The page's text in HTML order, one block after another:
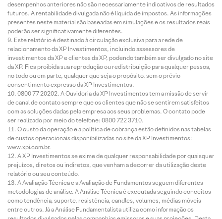
desempenhos anteriores não são necessariamente indicativos de resultados
futuros. A rentabilidade divulgada não é líquida de impostos. As informações
presentes neste material são baseadas em simulações e os resultados reais
poderão ser significativamente diferentes.
Este relatório é destinado à circulação exclusiva para a rede de
relacionamento da XP Investimentos, incluindo assessores de
investimentos da XP e clientes da XP, podendo também ser divulgado no site
da XP. Fica proibida sua reprodução ou redistribuição para qualquer pessoa,
no todo ou em parte, qualquer que seja o propósito, sem o prévio
consentimento expresso da XP Investimentos.
0800 77 20202. A Ouvidoria da XP Investimentos tem a missão de servir
de canal de contato sempre que os clientes que não se sentirem satisfeitos
com as soluções dadas pela empresa aos seus problemas. O contato pode
ser realizado por meio do telefone: 0800 722 3710.
O custo da operação e a política de cobrança estão definidos nas tabelas
de custos operacionais disponibilizadas no site da XP Investimentos:
www.xpi.com.br.
A XP Investimentos se exime de qualquer responsabilidade por quaisquer
prejuízos, diretos ou indiretos, que venham a decorrer da utilização deste
relatório ou seu conteúdo.
A Avaliação Técnica e a Avaliação de Fundamentos seguem diferentes
metodologias de análise. A Análise Técnica é executada seguindo conceitos
como tendência, suporte, resistência, candles, volumes, médias móveis
entre outros. Já a Análise Fundamentalista utiliza como informação os